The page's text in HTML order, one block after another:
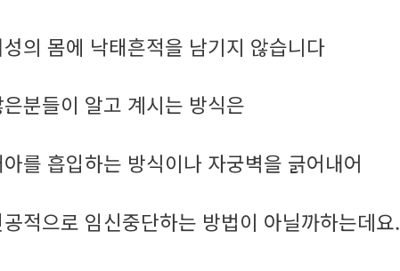
의 몸에 낙태흔적을 남기지 않습니다
분들이 알고 계시는 방식은
를 흡입하는 방식이나 자궁벽을 긁어내어
적으로 임신중단하는 방법이 아닐까하는데요.